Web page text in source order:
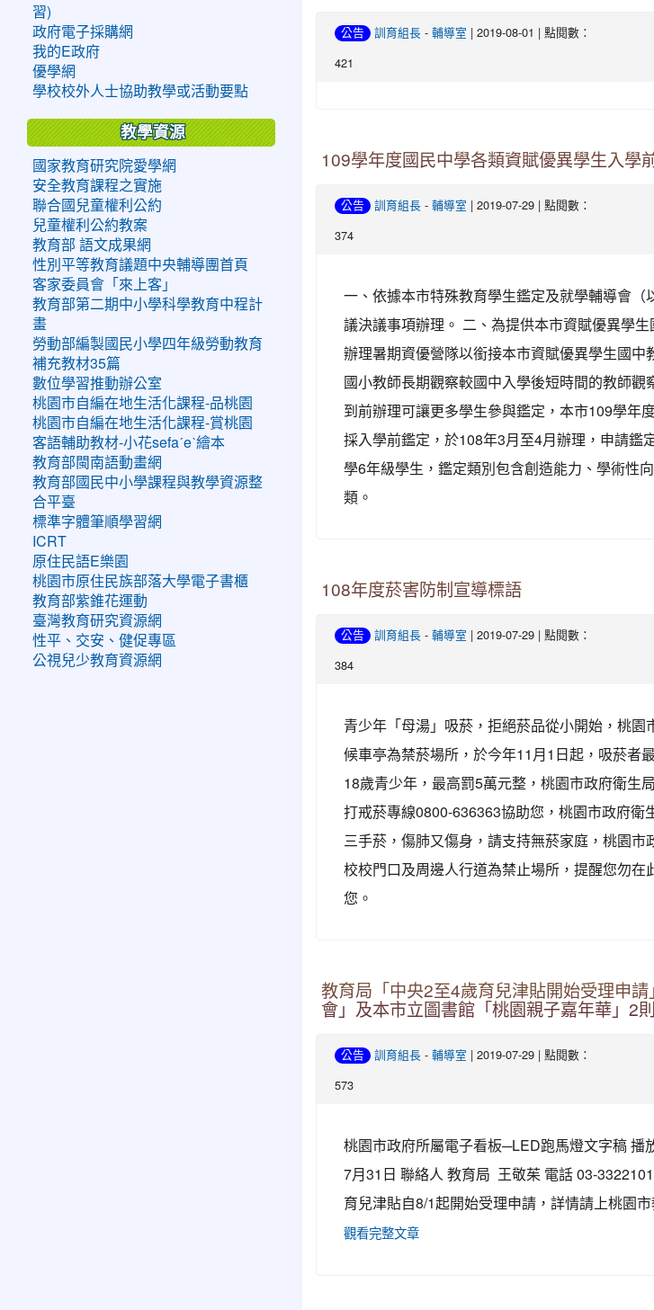
公告 訓育組長 - 輔導室 | 2019-08-01 | 點閱數：
421
109學年度國民中學各類資賦優異學生入學
公告 訓育組長 - 輔導室 | 2019-07-29 | 點閱數：
374
一、依據本市特殊教育學生鑑定及就學輔導會
議決議事項辦理。 二、為提供本市資賦優異學
辦理暑期資優營隊以銜接本市資賦優異學生國
國小教師長期觀察較國中入學後短時間的教師
到前辦理可讓更多學生參與鑑定，本市109學年
採入學前鑑定，於108年3月至4月辦理，申請鑑
學6年級學生，鑑定類別包含創造能力、學術性
類。
108年度菸害防制宣導標語
公告 訓育組長 - 輔導室 | 2019-07-29 | 點閱數：
384
青少年「母湯」吸菸，拒絕菸品從小開始，桃
候車亭為禁菸場所，於今年11月1日起，吸菸者
18歲青少年，最高罰5萬元整，桃園市政府衛生
打戒菸專線0800-636363協助您，桃園市政府衛
三手菸，傷肺又傷身，請支持無菸家庭，桃園
校校門口及周邊人行道為禁止場所，提醒您勿
您。
教育局「中央2至4歲育兒津貼開始受理申
會」及本市立圖書館「桃園親子嘉年華」2
公告 訓育組長 - 輔導室 | 2019-07-29 | 點閱數：
573
桃園市政府所屬電子看板─LED跑馬燈文字稿 播
7月31日 聯絡人 教育局 王敬茱 電話 03-
育兒津貼自8/1起開始受理申請，詳情請上桃園
觀看完整文章
習)
政府電子採購網
我的E政府
優學網
學校校外人士協助教學或活動要點
教學資源
國家教育研究院愛學網
安全教育課程之實施
聯合國兒童權利公約
兒童權利公約教案
教育部 語文成果網
性別平等教育議題中央輔導團首頁
客家委員會「來上客」
教育部第二期中小學科學教育中程計
畫
勞動部編製國民小學四年級勞動教育
補充教材35篇
數位學習推動辦公室
桃園市自編在地生活化課程-品桃園
桃園市自編在地生活化課程-賞桃園
客語輔助教材-小花sefaˊeˋ繪本
教育部閩南語動畫網
教育部國民中小學課程與教學資源整
合平臺
標準字體筆順學習網
ICRT
原住民語E樂園
桃園市原住民族部落大學電子書櫃
教育部紫錐花運動
臺灣教育研究資源網
性平、交安、健促專區
公視兒少教育資源網